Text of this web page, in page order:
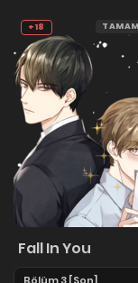
Yuri
+18
Fall In You